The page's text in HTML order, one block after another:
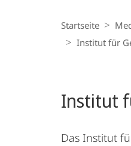
Navigation
Startseite
Institut für
Institut
Das Institut